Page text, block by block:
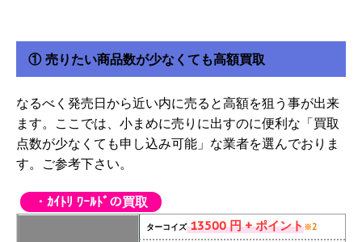
① 売りたい商品数が少なくても高額買取
なるべく発売日から近い内に売ると高額を狙う事が出来
ます。ここでは、小まめに売りに出すのに便利な「買取
点数が少なくても申し込み可能」な業者を選んでおりま
す。ご参考下さい。
・ｶｲﾄﾘ ﾜｰﾙﾄﾞの買取
ターコイズ13500 円 + ポイント※2